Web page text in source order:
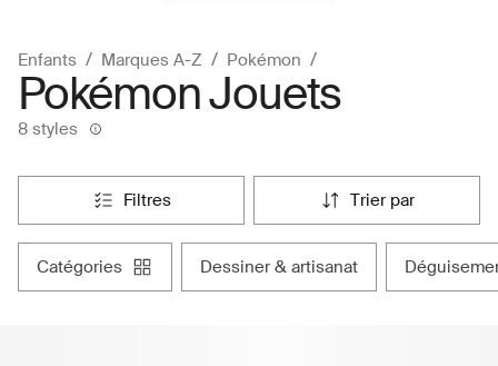
Enfants Marques A-Z Pokémon
Pokémon Jouets
8 styles
filtres trier par
catégories dessiner & artisanat